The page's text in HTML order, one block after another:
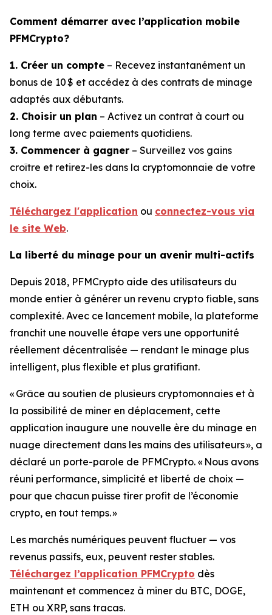
Comment démarrer avec l’application mobile
PFMCrypto?
1. Créer un compte – Recevez instantanément un
bonus de 10 $ et accédez à des contrats de minage
adaptés aux débutants.
2. Choisir un plan – Activez un contrat à court ou
long terme avec paiements quotidiens.
3. Commencer à gagner – Surveillez vos gains
croître et retirez-les dans la cryptomonnaie de votre
choix.
Téléchargez l'application ou connectez-vous via
le site Web.
La liberté du minage pour un avenir multi-actifs
Depuis 2018, PFMCrypto aide des utilisateurs du
monde entier à générer un revenu crypto fiable, sans
complexité. Avec ce lancement mobile, la plateforme
franchit une nouvelle étape vers une opportunité
réellement décentralisée — rendant le minage plus
intelligent, plus flexible et plus gratifiant.
« Grâce au soutien de plusieurs cryptomonnaies et à
la possibilité de miner en déplacement, cette
application inaugure une nouvelle ère du minage en
nuage directement dans les mains des utilisateurs », a
déclaré un porte-parole de PFMCrypto. « Nous avons
réuni performance, simplicité et liberté de choix —
pour que chacun puisse tirer profit de l’économie
crypto, en tout temps. »
Les marchés numériques peuvent fluctuer — vos
revenus passifs, eux, peuvent rester stables.
Téléchargez l’application PFMCrypto dès
maintenant et commencez à miner du BTC, DOGE,
ETH ou XRP, sans tracas.